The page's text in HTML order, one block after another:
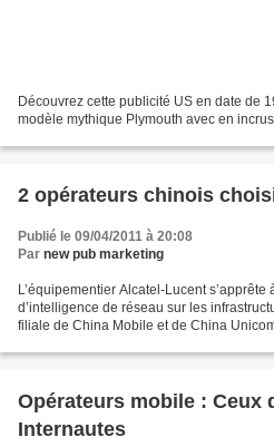
Découvrez cette publicité US en date de
modèle mythique Plymouth avec en
2 opérateurs chinois
Publié le 09/04/2011 à 20:08
Par new pub marketing
L’équipementier Alcatel-Lucent
d’intelligence de réseau sur les
filiale de China Mobile et de China
Opérateurs mobile : Ceux
Internautes